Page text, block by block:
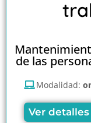
de las
Modalidad:
Ver